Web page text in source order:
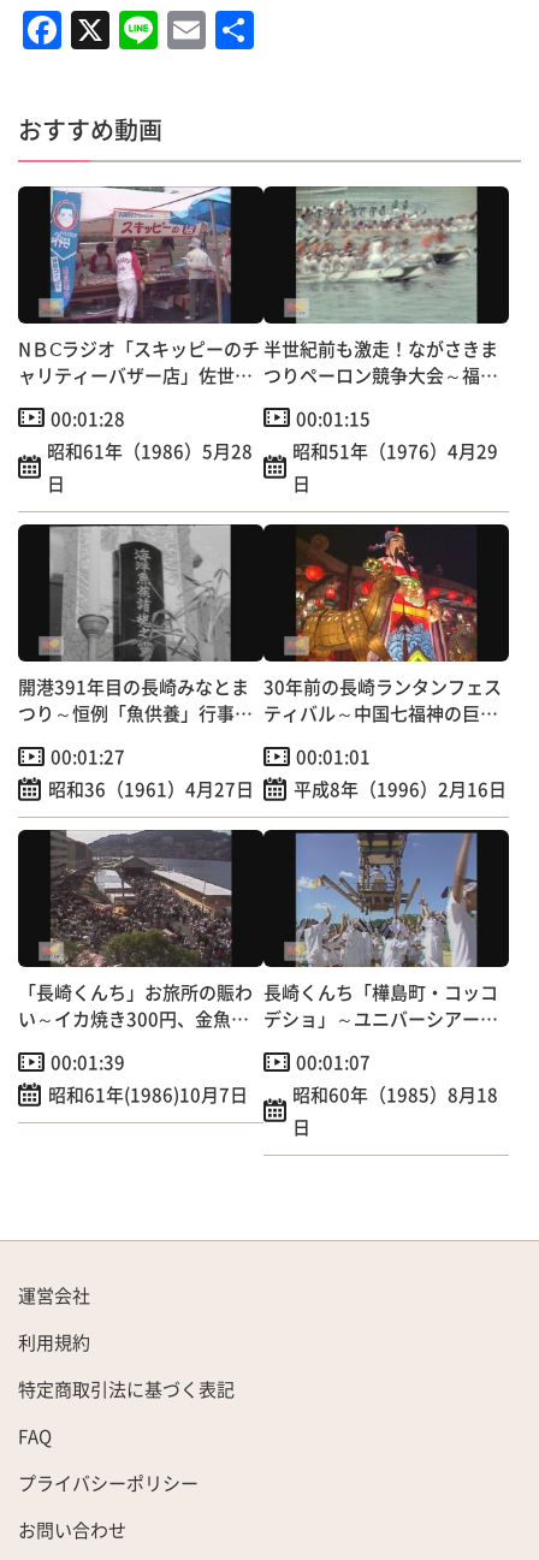
F
a
c
e
b
o
o
k
X Li
n
e
E
m
l
おすすめ動画
NＢⅭラジオ「スキッピーのチ
ャリティーバザー店」佐世
00:01:28
昭和61年（1986）5月28
日
半世紀前も激走！ながさきま
つりペーロン競争大会～福田
00:01:15
昭和51年（1976）4月29
日
開港391年目の長崎みなとま
つり～恒例「魚供養」行事
00:01:27
昭和36（1961）4月27日
30年前の長崎ランタンフェス
ティバル～中国七福神の巨大
00:01:01
平成8年（1996）2月16日
「長崎くんち」お旅所の賑わ
い～イカ焼き300円、金魚す
00:01:39
昭和61年(1986)10月7日
長崎くんち「樺島町・コッコ
デショ」～ユニバーシアード
00:01:07
昭和60年（1985）8月18
日
運営会社
利用規約
特定商取引法に基づく表記
FAQ
プライバシーポリシー
お問い合わせ